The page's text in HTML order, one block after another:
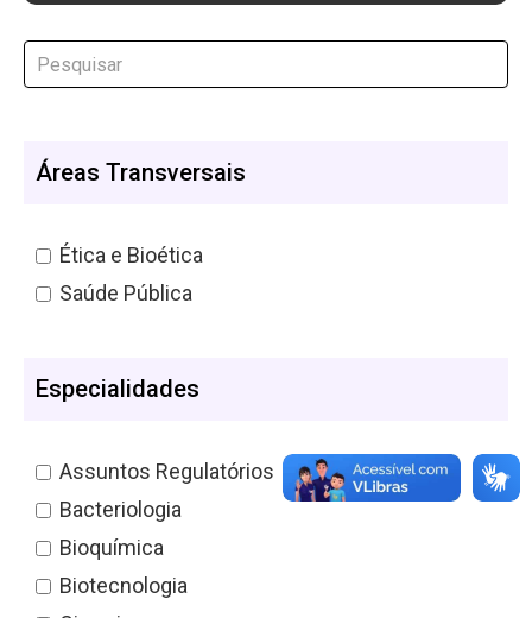
Áreas Transversais
Ética e Bioética
Saúde Pública
Especialidades
Assuntos Regulatórios
Bacteriologia
Bioquímica
Biotecnologia